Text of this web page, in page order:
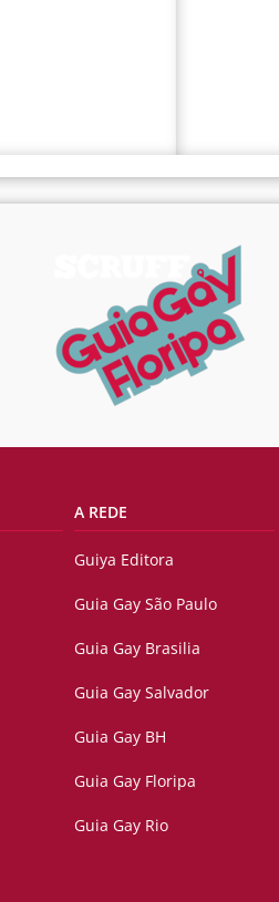
A REDE
Guiya Editora
Guia Gay São Paulo
Guia Gay Brasilia
Guia Gay Salvador
Guia Gay BH
Guia Gay Floripa
Guia Gay Rio